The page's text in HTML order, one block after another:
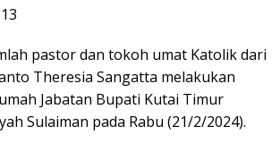
pastor dan tokoh umat Katolik dari
Theresia Sangatta melakukan
Jabatan Bupati Kutai Timur
Sulaiman pada Rabu (21/2/2024).